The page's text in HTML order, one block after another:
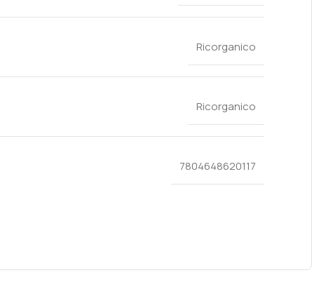
Ricorganico
Ricorganico
7804648620117